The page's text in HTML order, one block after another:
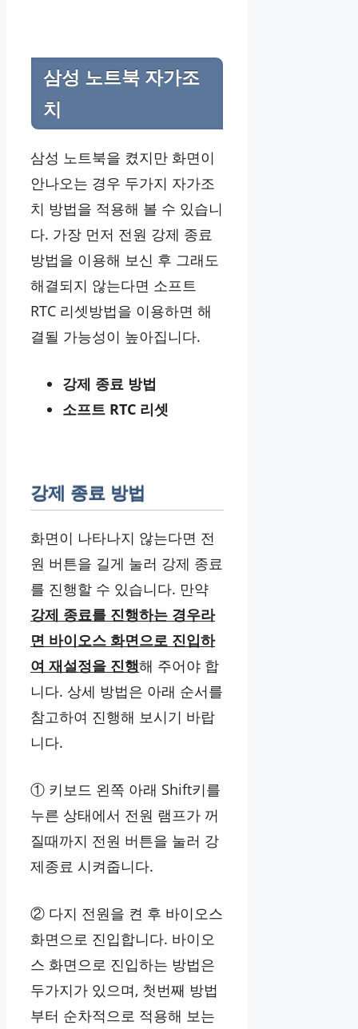
삼성 노트북 자가조
치
삼성 노트북을 켰지만 화면이
안나오는 경우 두가지 자가조
치 방법을 적용해 볼 수 있습니
다. 가장 먼저 전원 강제 종료
방법을 이용해 보신 후 그래도
해결되지 않는다면 소프트
RTC 리셋방법을 이용하면 해
결될 가능성이 높아집니다.
강제 종료 방법
소프트 RTC 리셋
강제 종료 방법
화면이 나타나지 않는다면 전
원 버튼을 길게 눌러 강제 종료
를 진행할 수 있습니다. 만약
강제 종료를 진행하는 경우라
면 바이오스 화면으로 진입하
여 재설정을 진행해 주어야 합
니다. 상세 방법은 아래 순서를
참고하여 진행해 보시기 바랍
니다.
① 키보드 왼쪽 아래 Shift키를
누른 상태에서 전원 램프가 꺼
질때까지 전원 버튼을 눌러 강
제종료 시켜줍니다.
② 다지 전원을 켠 후 바이오스
화면으로 진입합니다. 바이오
스 화면으로 진입하는 방법은
두가지가 있으며, 첫번째 방법
부터 순차적으로 적용해 보는